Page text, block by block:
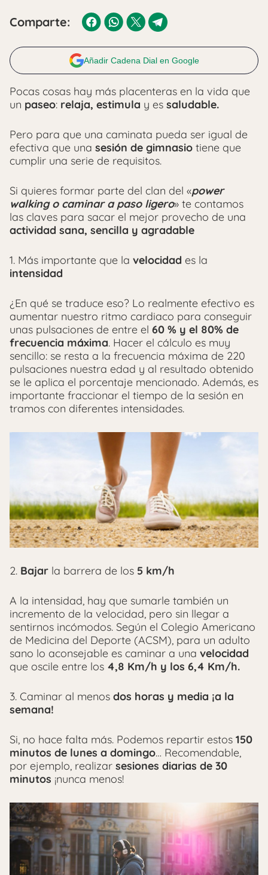
Comparte:
Añadir Cadena Dial en Google
Pocas cosas hay más placenteras en la vida que
un paseo: relaja, estimula y es saludable.
Pero para que una caminata pueda ser igual de
efectiva que una sesión de gimnasio tiene que
cumplir una serie de requisitos.
Si quieres formar parte del clan del «power
walking o caminar a paso ligero» te contamos
las claves para sacar el mejor provecho de una
actividad sana, sencilla y agradable
1. Más importante que la velocidad es la
intensidad
¿En qué se traduce eso? Lo realmente efectivo es
aumentar nuestro ritmo cardiaco para conseguir
unas pulsaciones de entre el 60 % y el 80% de
frecuencia máxima. Hacer el cálculo es muy
sencillo: se resta a la frecuencia máxima de 220
pulsaciones nuestra edad y al resultado obtenido
se le aplica el porcentaje mencionado. Además, es
importante fraccionar el tiempo de la sesión en
tramos con diferentes intensidades.
2. Bajar la barrera de los 5 km/h
A la intensidad, hay que sumarle también un
incremento de la velocidad, pero sin llegar a
sentirnos incómodos. Según el Colegio Americano
de Medicina del Deporte (ACSM), para un adulto
sano lo aconsejable es caminar a una velocidad
que oscile entre los 4,8 Km/h y los 6,4 Km/h.
3. Caminar al menos dos horas y media ¡a la
semana!
Si, no hace falta más. Podemos repartir estos 150
minutos de lunes a domingo… Recomendable,
por ejemplo, realizar sesiones diarias de 30
minutos ¡nunca menos!